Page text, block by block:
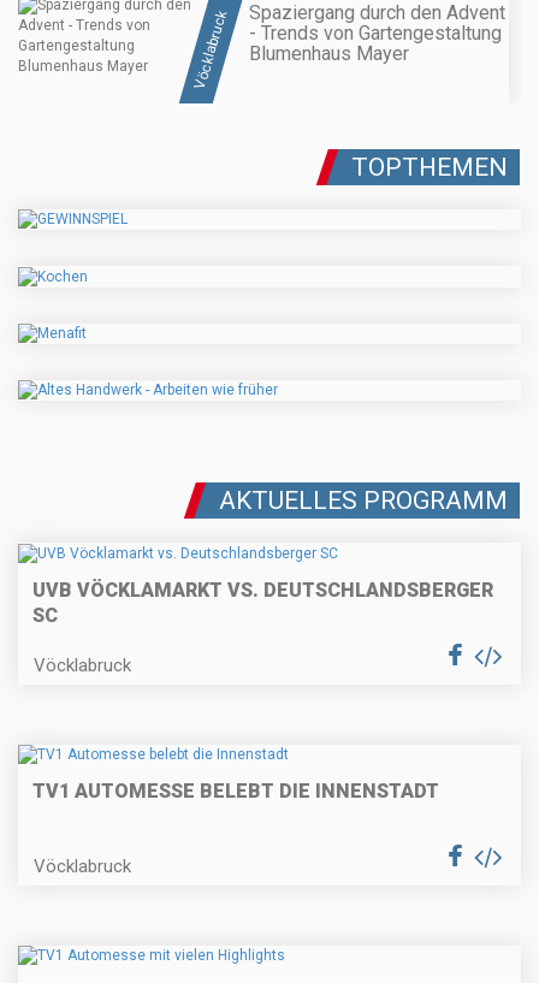
Vöcklabruck
Spaziergang durch den Advent
- Trends von Gartengestaltung
Blumenhaus Mayer
TOPTHEMEN
AKTUELLES PROGRAMM
UVB VÖCKLAMARKT VS. DEUTSCHLANDSBERGER
SC
Vöcklabruck
TV1 AUTOMESSE BELEBT DIE INNENSTADT
Vöcklabruck